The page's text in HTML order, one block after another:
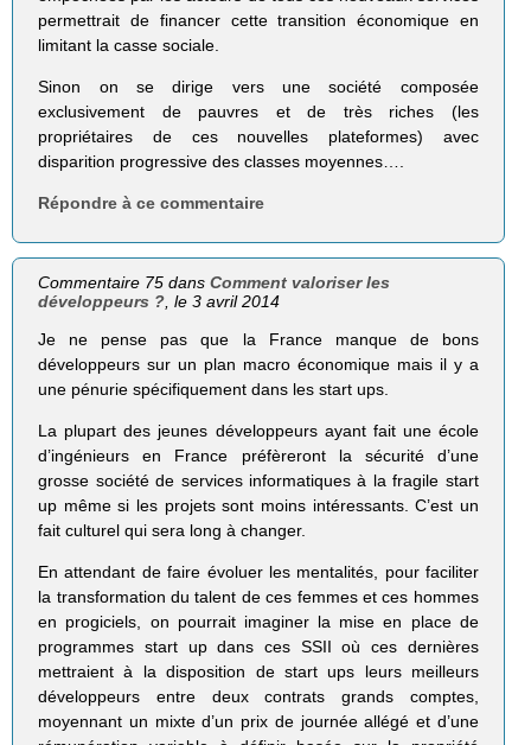
permettrait de financer cette transition économique en
limitant la casse sociale.
Sinon on se dirige vers une société composée
exclusivement de pauvres et de très riches (les
propriétaires de ces nouvelles plateformes) avec
disparition progressive des classes moyennes….
Répondre à ce commentaire
Commentaire 75 dansComment valoriser les
développeurs ? , le 3 avril 2014
Je ne pense pas que la France manque de bons
développeurs sur un plan macro économique mais il y a
une pénurie spécifiquement dans les start ups.
La plupart des jeunes développeurs ayant fait une école
d’ingénieurs en France préfèreront la sécurité d’une
grosse société de services informatiques à la fragile start
up même si les projets sont moins intéressants. C’est un
fait culturel qui sera long à changer.
En attendant de faire évoluer les mentalités, pour faciliter
la transformation du talent de ces femmes et ces hommes
en progiciels, on pourrait imaginer la mise en place de
programmes start up dans ces SSII où ces dernières
mettraient à la disposition de start ups leurs meilleurs
développeurs entre deux contrats grands comptes,
moyennant un mixte d’un prix de journée allégé et d’une